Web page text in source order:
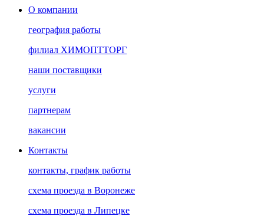
О компании
география работы
филиал ХИМОПТТОРГ
наши поставщики
услуги
партнерам
вакансии
Контакты
контакты, график работы
схема проезда в Воронеже
схема проезда в Липецке